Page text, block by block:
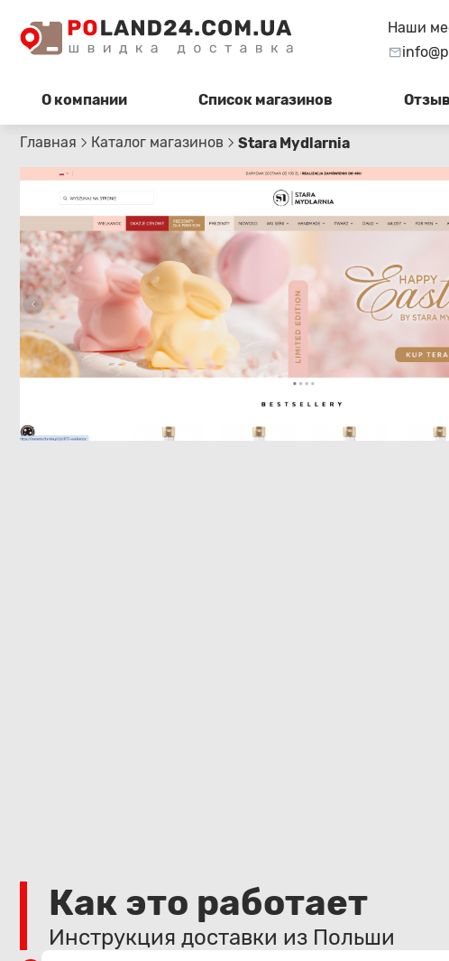
Наши
О компании Список магазинов
Главная Каталог магазинов Stara Mydlarnia
Как это работает
Инструкция доставки из Польши